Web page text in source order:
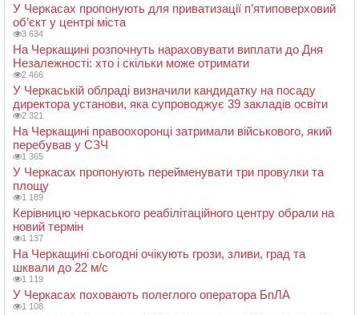
У Черкасах пропонують для приватизації п’ятиповерховий
об’єкт у центрі міста
3 634
На Черкащині розпочнуть нараховувати виплати до Дня
Незалежності: хто і скільки може отримати
2 466
У Черкаській облраді визначили кандидатку на посаду
директора установи, яка супроводжує 39 закладів освіти
2 321
На Черкащині правоохоронці затримали військового, який
перебував у СЗЧ
1 365
У Черкасах пропонують перейменувати три провулки та
площу
1 189
Керівницю черкаського реабілітаційного центру обрали на
новий термін
1 137
На Черкащині сьогодні очікують грози, зливи, град та
шквали до 22 м/с
1 119
У Черкасах поховають полеглого оператора БпЛА
1 108